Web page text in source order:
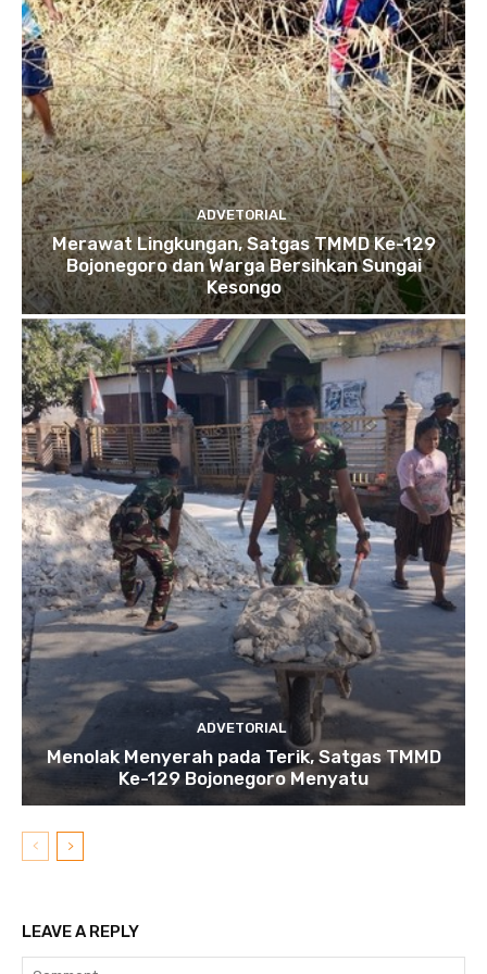
ADVETORIAL
Merawat Lingkungan, Satgas TMMD Ke-129
Bojonegoro dan Warga Bersihkan Sungai
Kesongo
ADVETORIAL
Menolak Menyerah pada Terik, Satgas TMMD
Ke-129 Bojonegoro Menyatu
LEAVE A REPLY